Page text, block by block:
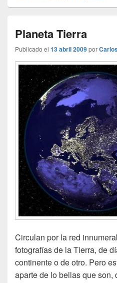
Planeta Tierra
Publicado el 13 abril 2009por
Circulan por la red
fotografías de la Tierra, de
continente o de otro. Pero
aparte de lo bellas que son,